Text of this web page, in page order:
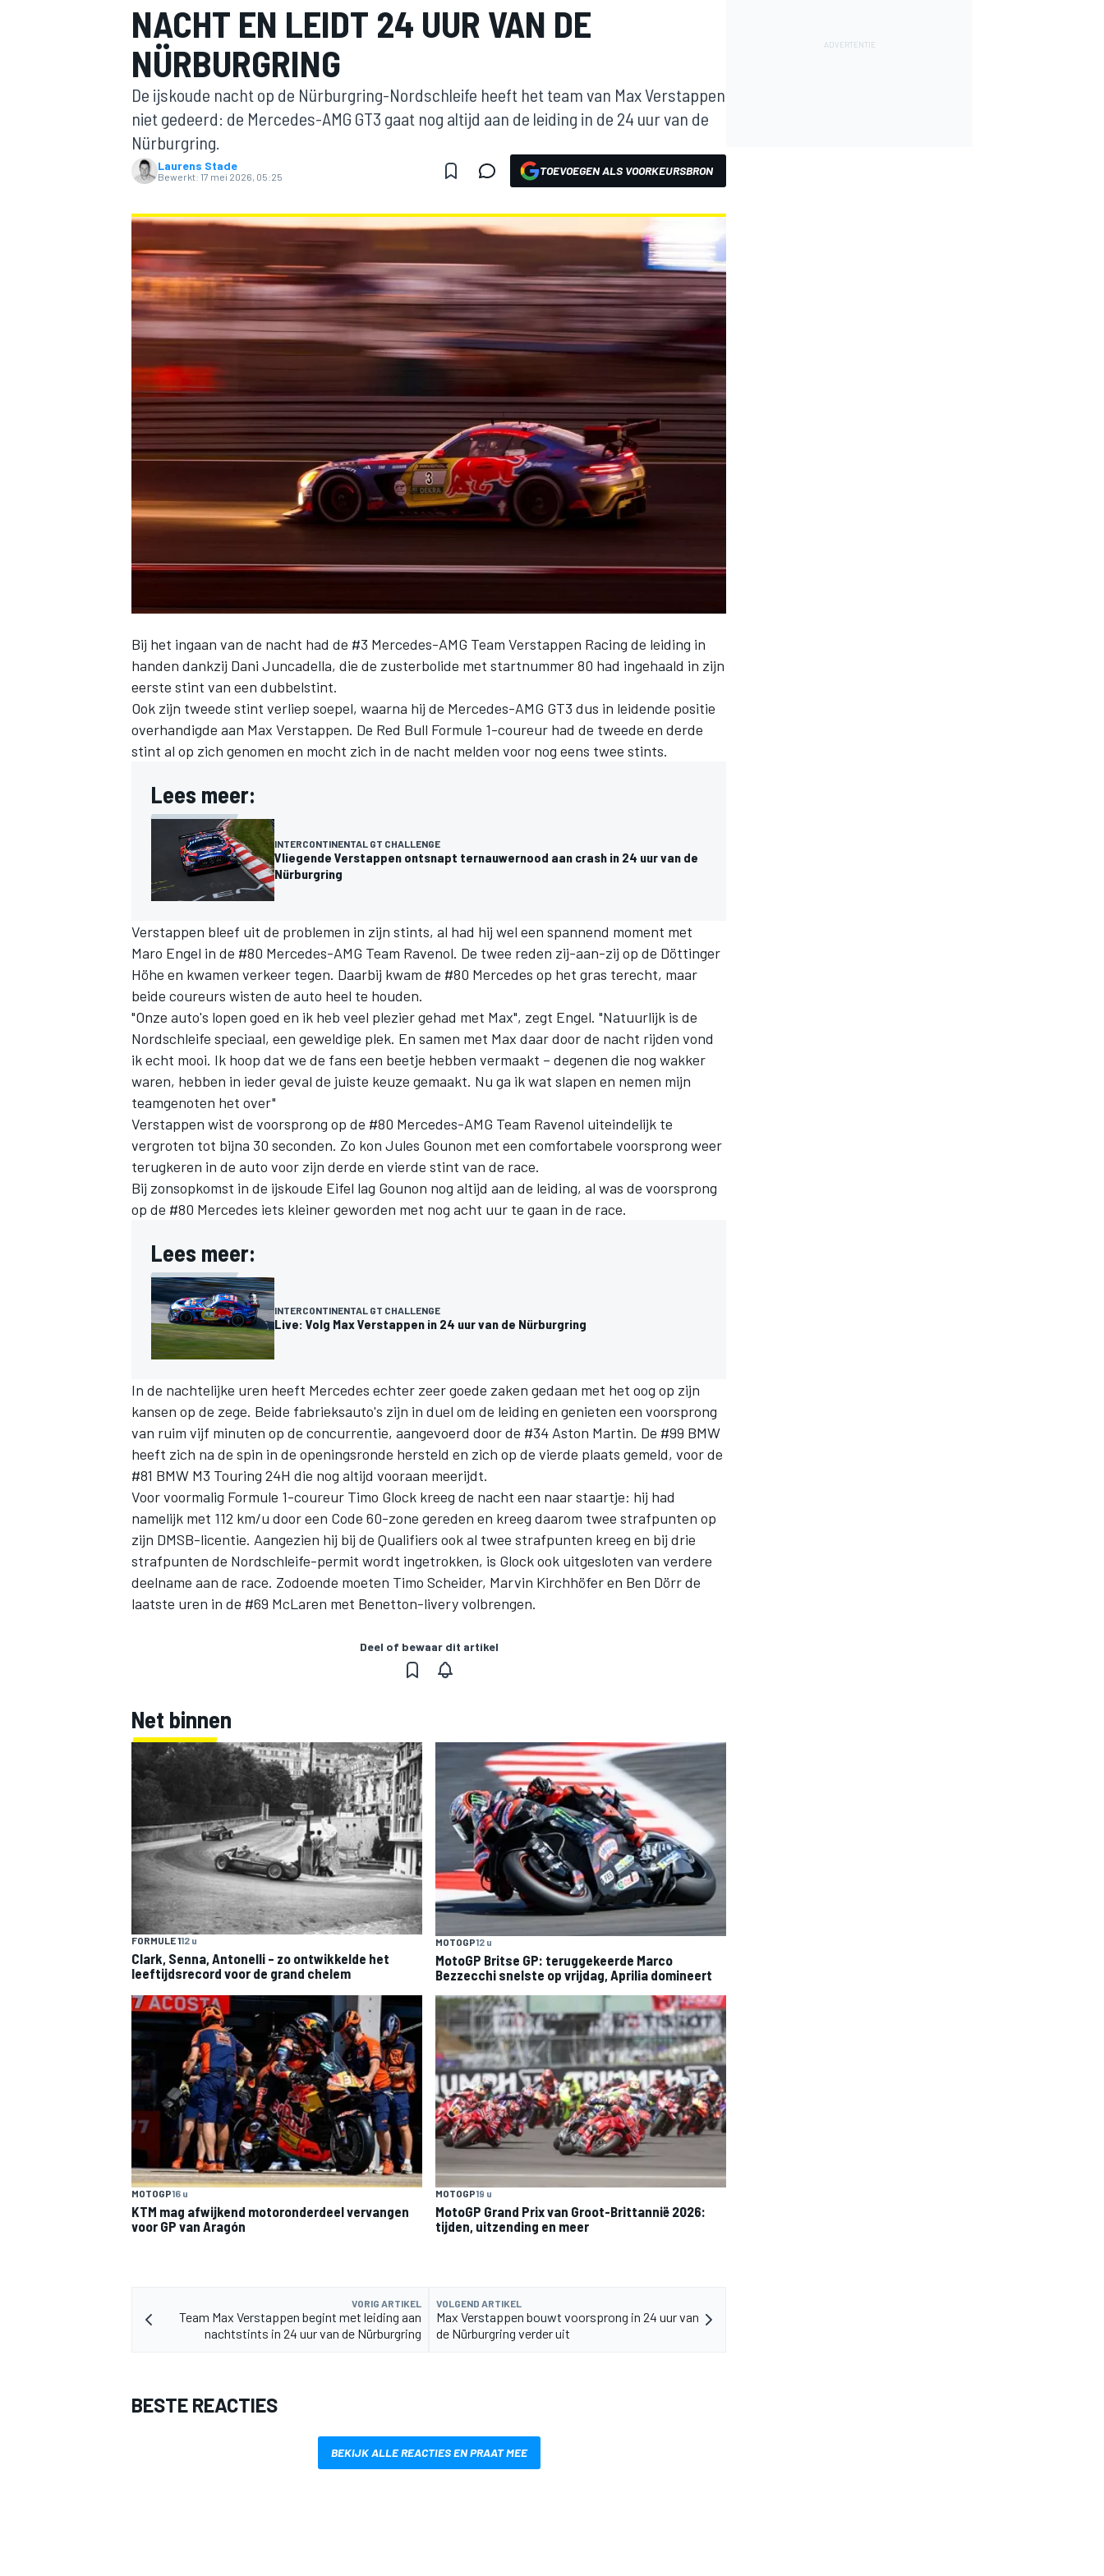
MOTOGP
INDYCAR
DTM
MEER RACEKLASSEN
NACHT EN LEIDT 24 UUR VAN DE
NÜRBURGRING
De ijskoude nacht op de Nürburgring-Nordschleife heeft het team van Max Verstappen
niet gedeerd: de Mercedes-AMG GT3 gaat nog altijd aan de leiding in de 24 uur van de
Nürburgring.
Laurens Stade
Bewerkt: 17 mei 2026, 05:25 TOEVOEGEN ALS VOORKEURSBRON
Bij het ingaan van de nacht had de #3 Mercedes-AMG Team Verstappen Racing de leiding in
handen dankzij Dani Juncadella, die de zusterbolide met startnummer 80 had ingehaald in zijn
eerste stint van een dubbelstint.
Ook zijn tweede stint verliep soepel, waarna hij de Mercedes-AMG GT3 dus in leidende positie
overhandigde aan Max Verstappen. De Red Bull Formule 1-coureur had de tweede en derde
stint al op zich genomen en mocht zich in de nacht melden voor nog eens twee stints.
Lees meer:
INTERCONTINENTAL GT CHALLENGE
Vliegende Verstappen ontsnapt ternauwernood aan crash in 24 uur van de
Nürburgring
Verstappen bleef uit de problemen in zijn stints, al had hij wel een spannend moment met
Maro Engel in de #80 Mercedes-AMG Team Ravenol. De twee reden zij-aan-zij op de Döttinger
Höhe en kwamen verkeer tegen. Daarbij kwam de #80 Mercedes op het gras terecht, maar
beide coureurs wisten de auto heel te houden.
"Onze auto's lopen goed en ik heb veel plezier gehad met Max", zegt Engel. "Natuurlijk is de
Nordschleife speciaal, een geweldige plek. En samen met Max daar door de nacht rijden vond
ik echt mooi. Ik hoop dat we de fans een beetje hebben vermaakt – degenen die nog wakker
waren, hebben in ieder geval de juiste keuze gemaakt. Nu ga ik wat slapen en nemen mijn
teamgenoten het over"
Verstappen wist de voorsprong op de #80 Mercedes-AMG Team Ravenol uiteindelijk te
vergroten tot bijna 30 seconden. Zo kon Jules Gounon met een comfortabele voorsprong weer
terugkeren in de auto voor zijn derde en vierde stint van de race.
Bij zonsopkomst in de ijskoude Eifel lag Gounon nog altijd aan de leiding, al was de voorsprong
op de #80 Mercedes iets kleiner geworden met nog acht uur te gaan in de race.
Lees meer:
INTERCONTINENTAL GT CHALLENGE
Live: Volg Max Verstappen in 24 uur van de Nürburgring
In de nachtelijke uren heeft Mercedes echter zeer goede zaken gedaan met het oog op zijn
kansen op de zege. Beide fabrieksauto's zijn in duel om de leiding en genieten een voorsprong
van ruim vijf minuten op de concurrentie, aangevoerd door de #34 Aston Martin. De #99 BMW
heeft zich na de spin in de openingsronde hersteld en zich op de vierde plaats gemeld, voor de
#81 BMW M3 Touring 24H die nog altijd vooraan meerijdt.
Voor voormalig Formule 1-coureur Timo Glock kreeg de nacht een naar staartje: hij had
namelijk met 112 km/u door een Code 60-zone gereden en kreeg daarom twee strafpunten op
zijn DMSB-licentie. Aangezien hij bij de Qualifiers ook al twee strafpunten kreeg en bij drie
strafpunten de Nordschleife-permit wordt ingetrokken, is Glock ook uitgesloten van verdere
deelname aan de race. Zodoende moeten Timo Scheider, Marvin Kirchhöfer en Ben Dörr de
laatste uren in de #69 McLaren met Benetton-livery volbrengen.
Deel of bewaar dit artikel
Net binnen
FORMULE 112 u
Clark, Senna, Antonelli – zo ontwikkelde het
leeftijdsrecord voor de grand chelem
MOTOGP12 u
MotoGP Britse GP: teruggekeerde Marco
Bezzecchi snelste op vrijdag, Aprilia domineert
MOTOGP16 u
KTM mag afwijkend motoronderdeel vervangen
voor GP van Aragón
MOTOGP19 u
MotoGP Grand Prix van Groot-Brittannië 2026:
tijden, uitzending en meer
VORIG ARTIKEL
Team Max Verstappen begint met leiding aan
nachtstints in 24 uur van de Nürburgring
VOLGEND ARTIKEL
Max Verstappen bouwt voorsprong in 24 uur van
de Nürburgring verder uit
BESTE REACTIES
BEKIJK ALLE REACTIES EN PRAAT MEE